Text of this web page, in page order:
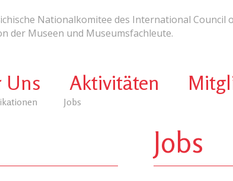
Nationalkomitee des International Council
der Museen und Museumsfachleute.
Jobs
Uns Aktivitäten
Jobs